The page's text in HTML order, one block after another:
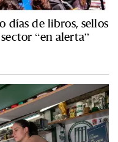
días de libros, sellos
“en alerta”